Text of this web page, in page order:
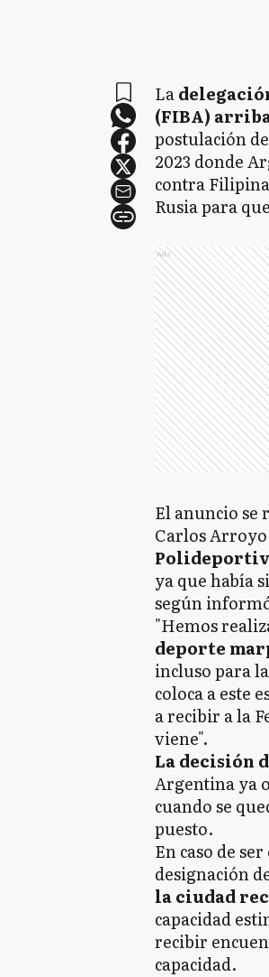
La
(FIBA)
postulación
2023 donde
contra
Rusia para
Ads
El anuncio se
Carlos
ya que había
según
"Hemos
deporte
incluso para
coloca a este
a recibir a la
viene".
La decisión
Argentina ya
cuando se
puesto.
En caso de
designación
la ciudad
capacidad
recibir
capacidad.